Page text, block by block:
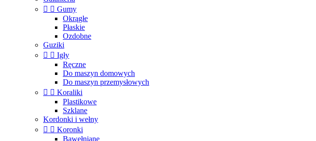
  Gumy
Okrągłe
Płaskie
Ozdobne
Guziki
  Igły
Ręczne
Do maszyn domowych
Do maszyn przemysłowych
  Koraliki
Plastikowe
Szklane
Kordonki i wełny
  Koronki
Bawełniane